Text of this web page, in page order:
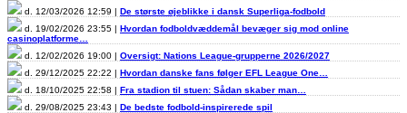
d. 12/03/2026 12:59 | De største øjeblikke i dansk Superliga-fodbold
d. 19/02/2026 23:55 | Hvordan fodboldvæddemål bevæger sig mod online
casinoplatforme…
d. 12/02/2026 19:00 | Oversigt: Nations League-grupperne 2026/2027
d. 29/12/2025 22:22 | Hvordan danske fans følger EFL League One…
d. 18/10/2025 22:58 | Fra stadion til stuen: Sådan skaber man…
d. 29/08/2025 23:43 | De bedste fodbold-inspirerede spil